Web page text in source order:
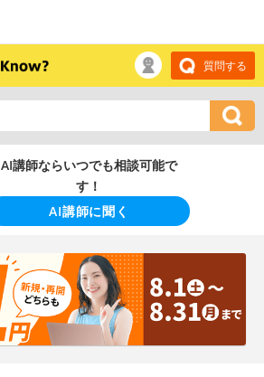
質問する
AI講師ならいつでも相談可能で
す！
AI講師に聞く